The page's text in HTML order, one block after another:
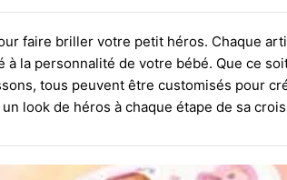
faire briller votre petit héros. Chaque
la personnalité de votre bébé. Que ce
tous peuvent être customisés pour
look de héros à chaque étape de sa